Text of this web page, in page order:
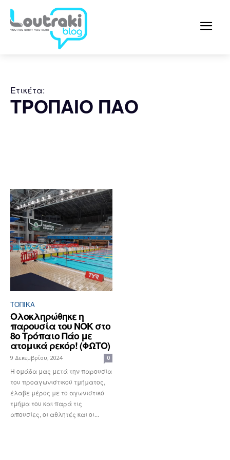
Ετικέτα:
ΤΡΟΠΑΙΟ ΠΑΟ
ΤΟΠΙΚΑ
Ολοκληρώθηκε η
παρουσία του ΝΟΚ στο
8ο Τρόπαιο Πάο με
ατομικά ρεκόρ! (ΦΩΤΟ)
9 Δεκεμβρίου, 2024 0
Η ομάδα μας μετά την παρουσία
του προαγωνιστικού τμήματος,
έλαβε μέρος με το αγωνιστικό
τμήμα του και παρά τις
απουσίες, οι αθλητές και οι...